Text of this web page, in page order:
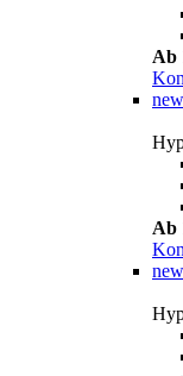
Ab
new
Ab
new